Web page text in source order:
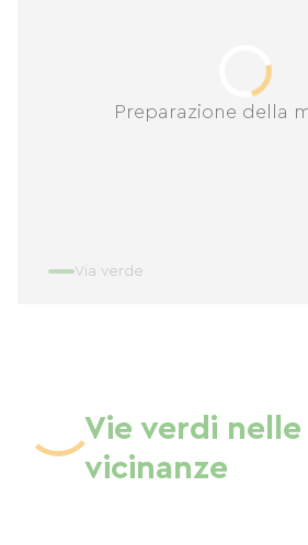
Preparazione della
Via verde
Vie verdi nelle
vicinanze